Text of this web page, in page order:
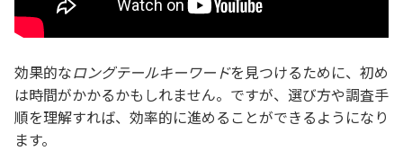
効果的なロングテールキーワードを見つけるために、初め
は時間がかかるかもしれません。ですが、選び方や調査手
順を理解すれば、効率的に進めることができるようになり
ます。